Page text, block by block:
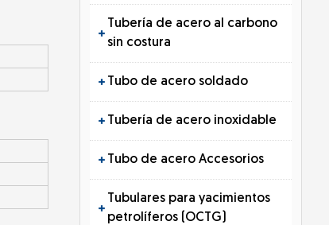
Tubería de acero al carbono
sin costura
Tubo de acero soldado
Tubería de acero inoxidable
Tubo de acero Accesorios
Tubulares para yacimientos
petrolíferos (OCTG)